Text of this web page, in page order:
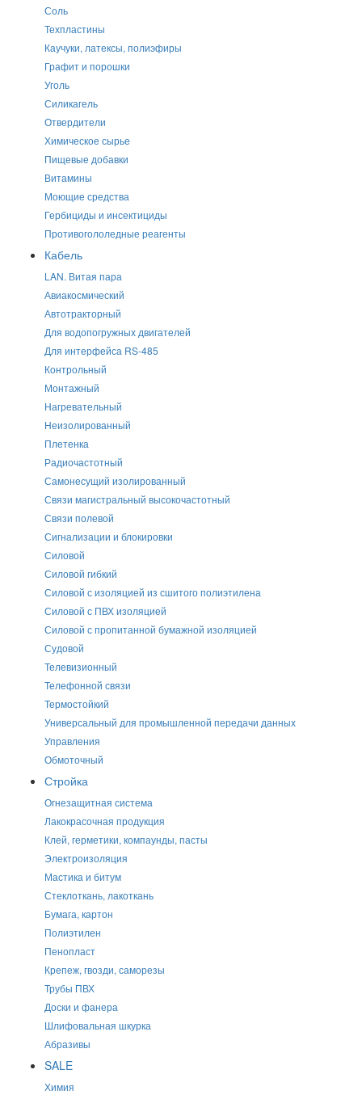
Соль
Техпластины
Каучуки, латексы, полиэфиры
Графит и порошки
Уголь
Силикагель
Отвердители
Химическое сырье
Пищевые добавки
Витамины
Моющие средства
Гербициды и инсектициды
Противогололедные реагенты
Кабель
LAN. Витая пара
Авиакосмический
Автотракторный
Для водопогружных двигателей
Для интерфейса RS-485
Контрольный
Монтажный
Нагревательный
Неизолированный
Плетенка
Радиочастотный
Самонесущий изолированный
Связи магистральный высокочастотный
Связи полевой
Сигнализации и блокировки
Силовой
Силовой гибкий
Силовой с изоляцией из сшитого полиэтилена
Силовой с ПВХ изоляцией
Силовой с пропитанной бумажной изоляцией
Судовой
Телевизионный
Телефонной связи
Термостойкий
Универсальный для промышленной передачи данных
Управления
Обмоточный
Стройка
Огнезащитная система
Лакокрасочная продукция
Клей, герметики, компаунды, пасты
Электроизоляция
Мастика и битум
Стеклоткань, лакоткань
Бумага, картон
Полиэтилен
Пенопласт
Крепеж, гвозди, саморезы
Трубы ПВХ
Доски и фанера
Шлифовальная шкурка
Абразивы
SALE
Химия